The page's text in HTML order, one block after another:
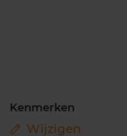
Kenmerken
Wijzigen